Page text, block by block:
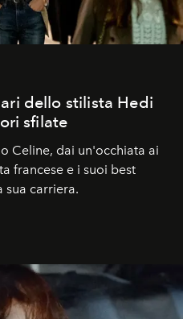
dello stilista Hedi
sfilate
Celine, dai un'occhiata ai
francese e i suoi best
sua carriera.